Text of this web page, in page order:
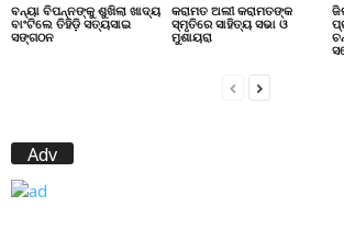
ବନ୍ୟା ବିପନ୍ନଙ୍କୁ ଶୁଖିଲା ଖାଦ୍ୟ
ବାଂଟିଲେ ତିହିଡି଼ ସତ୍ୟସାଇ
ସଙ୍ଗଠନ
କରାମତ ଅଲୀ କରାମତଙ୍କ
ସ୍ମୃତିରେ ସାହିତ୍ୟ ସଭା ଓ
ମୁଶାୟରା
Adv